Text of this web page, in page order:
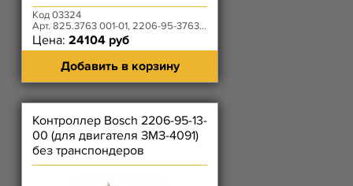
Код 03324
Арт. 825.3763 001-01, 2206-95-3763011-00
Цена: 24104 руб
Добавить в корзину
Контроллер Bosch 2206-95-13-
00 (для двигателя ЗМЗ-4091)
без транспондеров